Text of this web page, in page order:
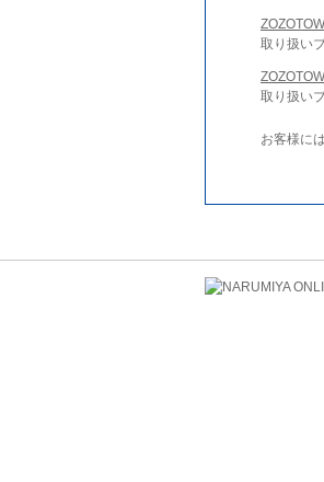
取り扱い
取り扱い
お客様に